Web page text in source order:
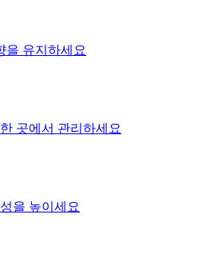
을 유지하세요
곳에서 관리하세요
을 높이세요